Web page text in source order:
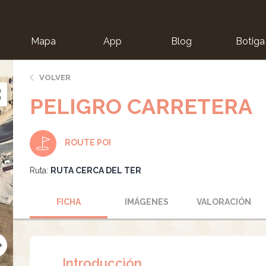
Mapa App Blog Botiga
VOLVER
PELIGRO CARRETERA
ROUTE POI
Ruta: RUTA CERCA DEL TER
FICHA IMÁGENES VALORACIÓN